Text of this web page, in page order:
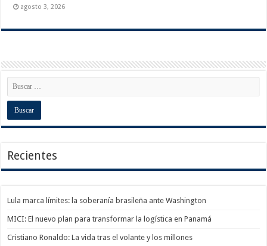
agosto 3, 2026
Recientes
Lula marca límites: la soberanía brasileña ante Washington
MICI: El nuevo plan para transformar la logística en Panamá
Cristiano Ronaldo: La vida tras el volante y los millones